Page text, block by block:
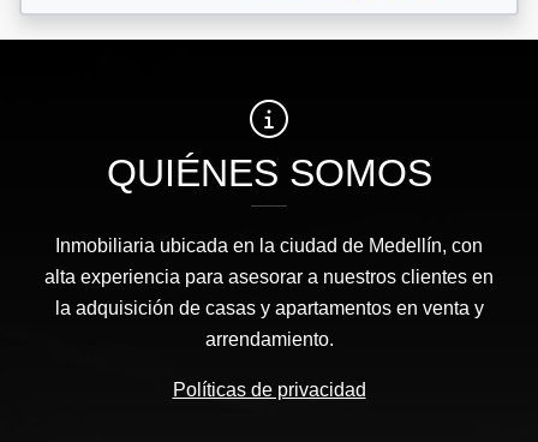
QUIÉNES SOMOS
Inmobiliaria ubicada en la ciudad de Medellín, con
alta experiencia para asesorar a nuestros clientes en
la adquisición de casas y apartamentos en venta y
arrendamiento.
Políticas de privacidad